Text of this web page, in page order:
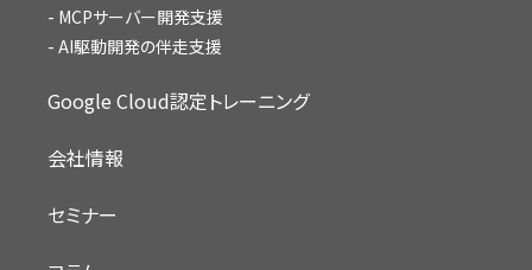
MCPサーバー開発支援
AI駆動開発の伴走支援
Google Cloud認定トレーニング
会社情報
セミナー